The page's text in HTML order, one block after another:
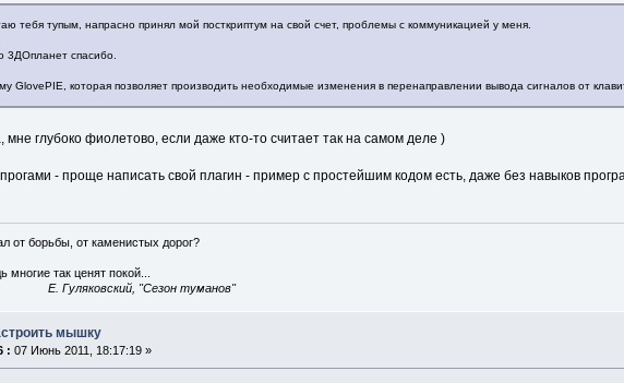
тебя тупым, напрасно принял мой посткриптум на свой счет, проблемы с коммуникацией у меня.
3ДОпланет спасибо.
GlovePIE, которая позволяет производить необходимые изменения в перенаправлении вывода сигналов от
глубоко фиолетово, если даже кто-то считает так на самом деле )
- проще написать свой плагин - пример с простейшим кодом есть, даже без навыков
от борьбы, от каменистых дорог?
многие так ценят покой...
E. Гуляковский, "Сезон туманов"
мышку
: 07 Июнь 2011, 18:17:19 »